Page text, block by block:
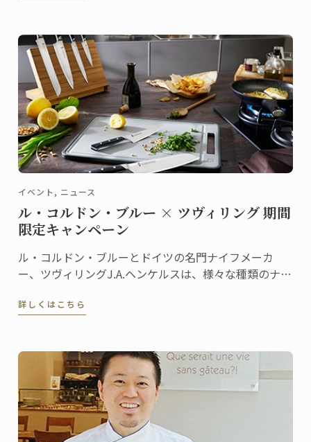
イベント, ニュース
ル・コルドン・ブルー × ツヴィリング 期間
限定キャンペーン
ル・コルドン・ブルーとドイツの名門ナイフメーカ
ー、ツヴィリングJ.A.ヘンケルスは、様々な種類のナイ
フシリーズは、ツヴィリング各店舗やル・コルドン・
す！
詳しくはこちら